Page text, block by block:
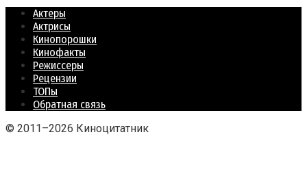
Актеры
Актрисы
Кинопорошки
Кинофакты
Режиссеры
Рецензии
ТОПы
Обратная связь
© 2011–2026 Киноцитатник